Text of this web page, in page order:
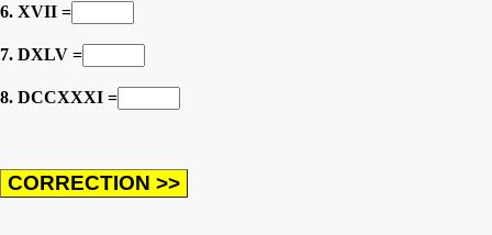
6. XVII =
7. DXLV =
8. DCCXXXI =